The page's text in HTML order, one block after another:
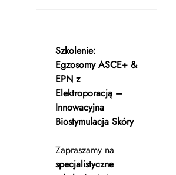
Szkolenie:
Egzosomy ASCE+ &
EPN z
Elektroporacją –
Innowacyjna
Biostymulacja Skóry
Zapraszamy na
specjalistyczne